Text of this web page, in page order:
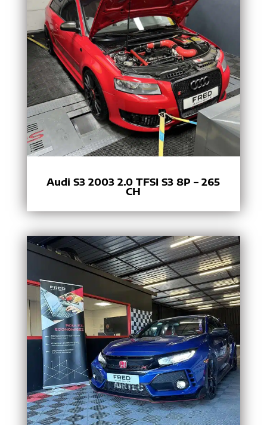
Audi S3 2003 2.0 TFSI S3 8P – 265
CH